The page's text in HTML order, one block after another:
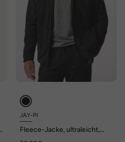
JAY-PI
Fleece-Jacke, ultraleicht,